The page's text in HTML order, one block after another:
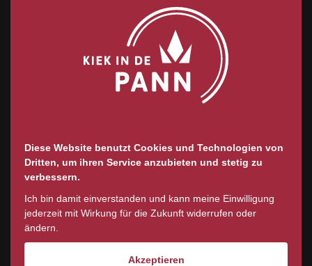
Diese Website benutzt Cookies und Technologien von
Dritten, um ihren Service anzubieten und stetig zu
verbessern.
Ich bin damit einverstanden und kann meine Einwilligung
jederzeit mit Wirkung für die Zukunft widerrufen oder
ändern.
Akzeptieren